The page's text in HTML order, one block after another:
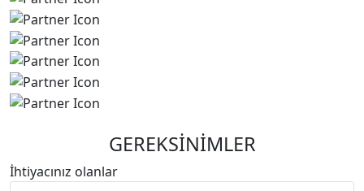
GEREKSİNİMLER
İhtiyacınız olanlar